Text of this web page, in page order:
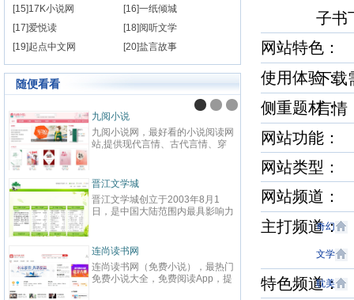
[15]17K小说网
[16]一纸倾城
[17]爱悦读
[18]阅听文学
[19]起点中文网
[20]盐言故事
随便看看
九阅小说
九阅小说网，最好看的小说阅读网
站,提供现代言情、古代言情、穿
强、免费小说等在线阅读。每日最
快更新,页面简洁,访问速度快
纵横
纵横
百度
网站
致力
鼎、
最具
文化
与史
化软
优秀
经过
晋江文学城
晋江文学城创立于2003年8月1
日，是中国大陆范围内最具影响力
耽美、爱情等原创网络小说而著
名。 截止到2015年3月31日，晋
江文学城拥有在线作品177万余
部，穿越、言情、影视、都市爱
起点
起点
立于
创文
字内
下。
学事
学作
大成
连尚读书网
连尚读书网（免费小说），最热门
免费小说大全，免费阅读App，提
红袖
红袖
全球
商之
子
网站特色
使用体验
下
侧重题材
言
网站功能：
网站类型：
网站频道
主打频道
奇幻
文学
特色频道
耽美